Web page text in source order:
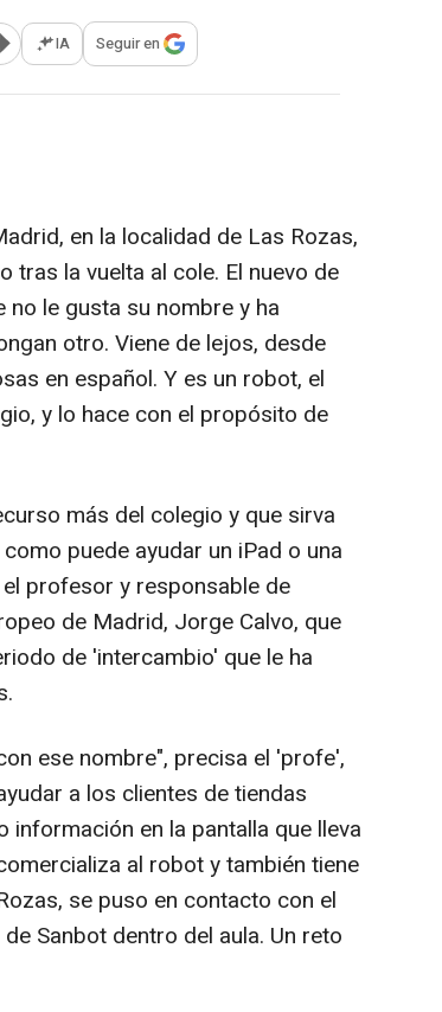
opciones para compartir
IA Seguir en
en la localidad de Las Rozas,
tras la vuelta al cole. El nuevo de
no le gusta su nombre y ha
otro. Viene de lejos, desde
en español. Y es un robot, el
y lo hace con el propósito de
más del colegio y que sirva
puede ayudar un iPad o una
profesor y responsable de
de Madrid, Jorge Calvo, que
de 'intercambio' que le ha
ese nombre", precisa el 'profe',
a los clientes de tiendas
en la pantalla que lleva
al robot y también tiene
se puso en contacto con el
Sanbot dentro del aula. Un reto